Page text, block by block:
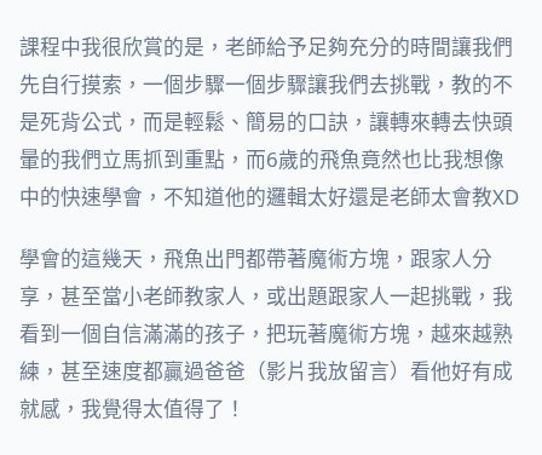
課程中我很欣賞的是，老師給予足夠充分的時間讓我們
先自行摸索，一個步驟一個步驟讓我們去挑戰，教的不
是死背公式，而是輕鬆、簡易的口訣，讓轉來轉去快頭
暈的我們立馬抓到重點，而6歲的飛魚竟然也比我想像
中的快速學會，不知道他的邏輯太好還是老師太會教XD
學會的這幾天，飛魚出門都帶著魔術方塊，跟家人分
享，甚至當小老師教家人，或出題跟家人一起挑戰，我
看到一個自信滿滿的孩子，把玩著魔術方塊，越來越熟
練，甚至速度都贏過爸爸（影片我放留言）看他好有成
就感，我覺得太值得了！